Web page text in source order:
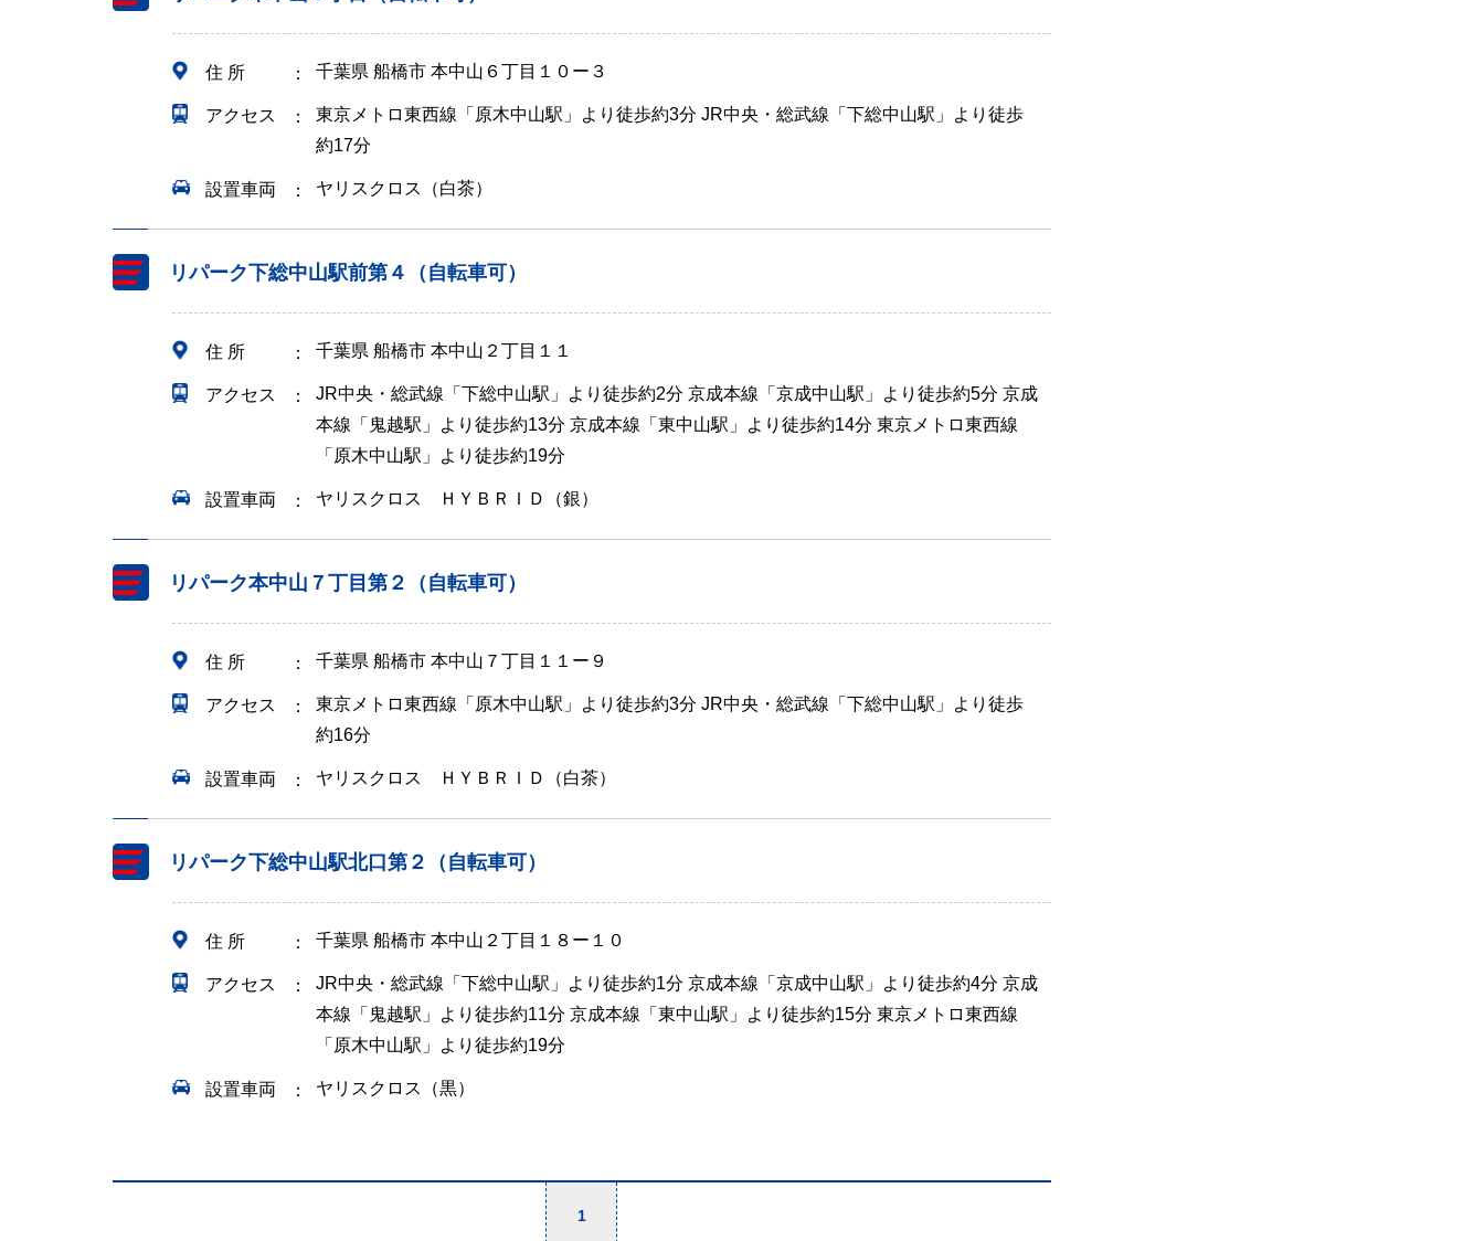
住 所 千葉県 船橋市 本中山６丁目１０ー３
アクセス
東京メトロ東西線「原木中山駅」より徒歩約3分 JR中央・総武線「下総中山駅」より徒歩
約17分
設置車両 ヤリスクロス（白茶）
リパーク下総中山駅前第４（自転車可）
住 所 千葉県 船橋市 本中山２丁目１１
アクセス
JR中央・総武線「下総中山駅」より徒歩約2分 京成本線「京成中山駅」より徒歩約5分 京成
本線「鬼越駅」より徒歩約13分 京成本線「東中山駅」より徒歩約14分 東京メトロ東西線
「原木中山駅」より徒歩約19分
設置車両 ヤリスクロス ＨＹＢＲＩＤ（銀）
リパーク本中山７丁目第２（自転車可）
住 所 千葉県 船橋市 本中山７丁目１１ー９
アクセス
東京メトロ東西線「原木中山駅」より徒歩約3分 JR中央・総武線「下総中山駅」より徒歩
約16分
設置車両 ヤリスクロス ＨＹＢＲＩＤ（白茶）
リパーク下総中山駅北口第２（自転車可）
住 所 千葉県 船橋市 本中山２丁目１８ー１０
アクセス
JR中央・総武線「下総中山駅」より徒歩約1分 京成本線「京成中山駅」より徒歩約4分 京成
本線「鬼越駅」より徒歩約11分 京成本線「東中山駅」より徒歩約15分 東京メトロ東西線
「原木中山駅」より徒歩約19分
設置車両 ヤリスクロス（黒）
1